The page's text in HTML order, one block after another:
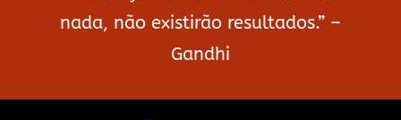
nada, não existirão resultados.” –
Gandhi